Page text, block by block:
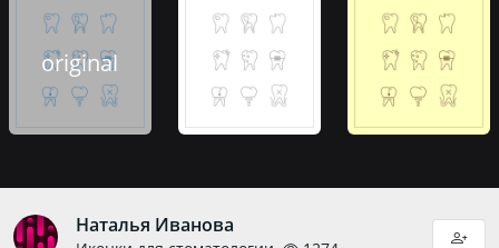
original
Наталья Иванова